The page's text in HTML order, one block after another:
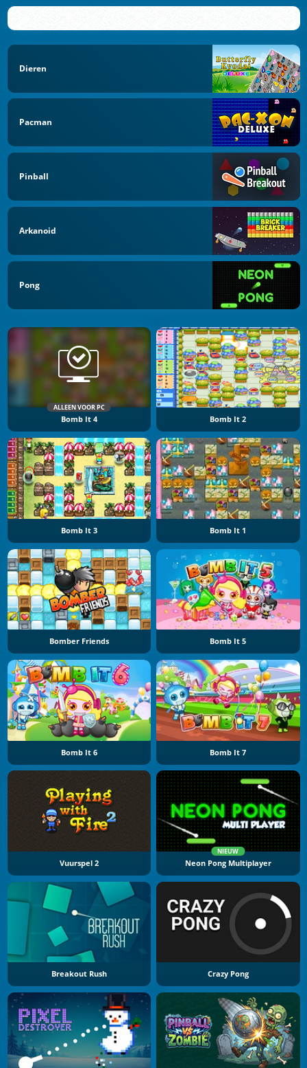
Dieren
Pacman
Pinball
Arkanoid
Pong
ALLEEN VOOR PC
Bomb It 4 Bomb It 2
Bomb It 3 Bomb It 1
Bomber Friends Bomb It 5
Bomb It 6 Bomb It 7
Vuurspel 2
NIEUW
Neon Pong Multiplayer
Breakout Rush Crazy Pong